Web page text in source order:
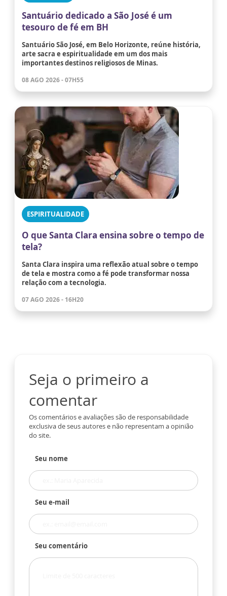
Santuário dedicado a São José é um
tesouro de fé em BH
Santuário São José, em Belo Horizonte, reúne história,
arte sacra e espiritualidade em um dos mais
importantes destinos religiosos de Minas.
08 AGO 2026 - 07H55
ESPIRITUALIDADE
O que Santa Clara ensina sobre o tempo de
tela?
Santa Clara inspira uma reflexão atual sobre o tempo
de tela e mostra como a fé pode transformar nossa
relação com a tecnologia.
07 AGO 2026 - 16H20
Seja o primeiro a
comentar
Os comentários e avaliações são de responsabilidade
exclusiva de seus autores e não representam a opinião
do site.
Seu nome
Seu e-mail
Seu comentário